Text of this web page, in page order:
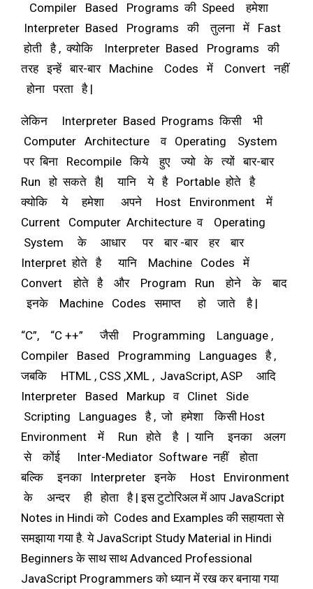
Compiler Based Programs की Speed हमेशा
Interpreter Based Programs की तुलना में Fast
होती है , क्योकि Interpreter Based Programs की
तरह इन्हें बार-बार Machine Codes में Convert नहीं
होना परता है |
लेकिन Interpreter Based Programs किसी भी
Computer Architecture व Operating System
पर बिना Recompile किये हुए ज्यो के त्यों बार-बार
Run हो सकते है| यानि ये है Portable होते है
क्योकि ये हमेशा अपने Host Environment में
Current Computer Architecture व Operating
System के आधार पर बार -बार हर बार
Interpret होते है यानि Machine Codes में
Convert होते है और Program Run होने के बाद
इनके Machine Codes समाप्त हो जाते है |
“C”, “C ++” जैसी Programming Language ,
Compiler Based Programming Languages है ,
जबकि HTML , CSS ,XML , JavaScript, ASP आदि
Interpreter Based Markup व Clinet Side
Scripting Languages है , जो हमेशा किसी Host
Environment में Run होते है | यानि इनका अलग
से कोंई Inter-Mediator Software नहीं होता
बल्कि इनका Interpreter इनके Host Environment
के अन्दर ही होता है | इस टुटोरिअल में आप JavaScript
Notes in Hindi को Codes and Examples की सहायता से
समझाया गया है. ये JavaScript Study Material in Hindi
Beginners के साथ साथ Advanced Professional
JavaScript Programmers को ध्यान में रख कर बनाया गया